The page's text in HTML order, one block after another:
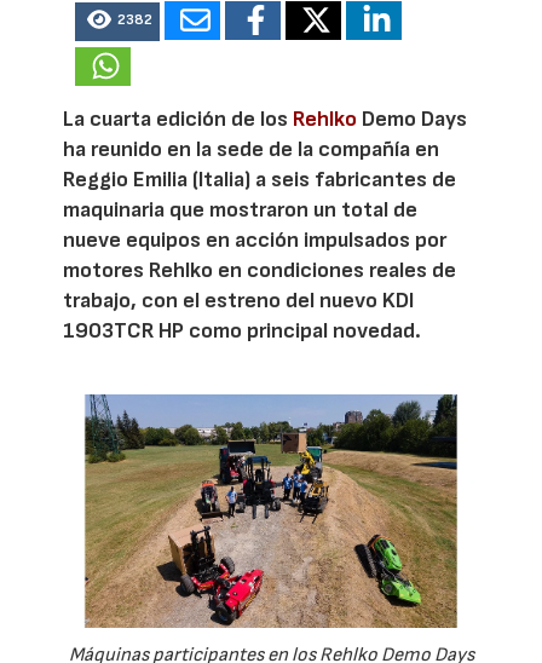
2382
La cuarta edición de los Rehlko Demo Days
ha reunido en la sede de la compañía en
Reggio Emilia (Italia) a seis fabricantes de
maquinaria que mostraron un total de
nueve equipos en acción impulsados por
motores Rehlko en condiciones reales de
trabajo, con el estreno del nuevo KDI
1903TCR HP como principal novedad.
Máquinas participantes en los Rehlko Demo Days